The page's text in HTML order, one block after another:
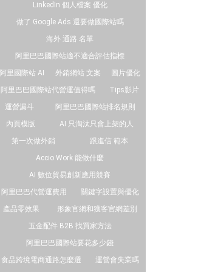
LinkedIn 個人檔案 優化
做了 Google Ads 還要做國際站嗎
海外 通路 名單
阿里巴巴國際站適不適合評估指標
阿里國際站 AI
外銷網站 文案
圖片優化
阿里巴巴國際站代營運值得嗎
Tips影片
運營漏斗
阿里巴巴國際站排名規則
內頁模版
AI 只淘汰只會上架的人
第一次做外銷
跟進信 範本
Accio Work 能做什麼
AI 數位貿易創新應用競賽
阿里巴巴代營運費用
關鍵字設置與優化
產品零效果
形象官網和獲客官網差別
五金配件 B2B 找買家方法
阿里巴巴國際站要花多少錢
食品跨境電商通路怎麼選
運營會失業嗎